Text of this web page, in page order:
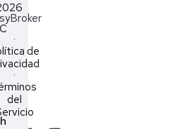
·
de
·
del